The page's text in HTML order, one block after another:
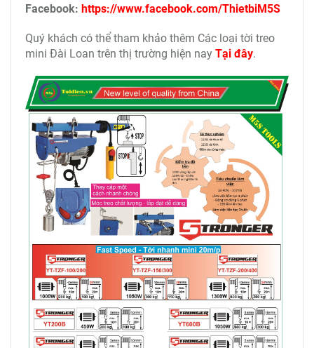
Bên cạnhtoi nhanh mini 200-400kg Stronger, qúy
khách hàng có thể tham khảo các loạimáy tời xây
dựng tốc độ cao
STRONGER khác để phù hợp nhất
với nhu cầu công việc. Công ty TNHH Thiết bị công
nghiệp M5s chúng tôi cam kết cung cấp sản phẩm
tời nhanh mini chất lượng nhất với giá tốt nhất!